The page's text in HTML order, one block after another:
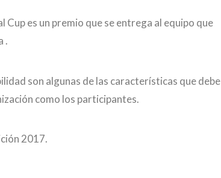
es un premio que se entrega al equipo que
.
son algunas de las características que debe
como los participantes.
2017.